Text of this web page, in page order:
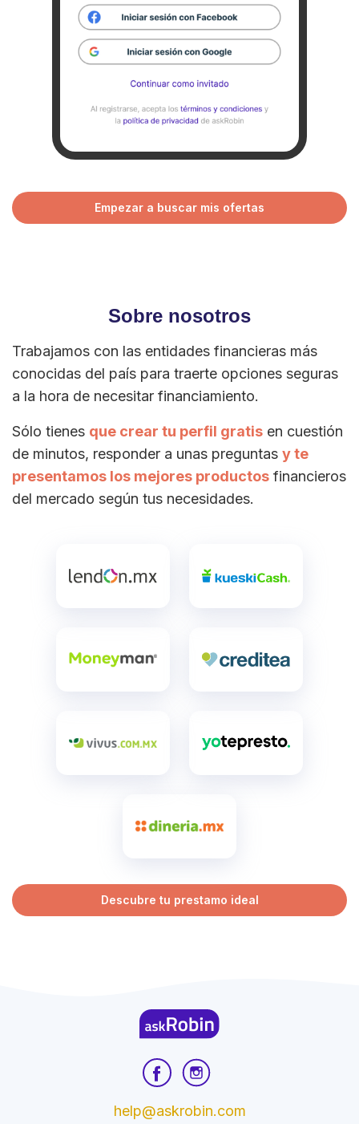
Empezar a buscar mis ofertas
Sobre nosotros
Trabajamos con las entidades financieras más
conocidas del país para traerte opciones seguras
a la hora de necesitar financiamiento.
Sólo tienes que crear tu perfil gratis en cuestión
de minutos, responder a unas preguntas y te
presentamos los mejores productos financieros
del mercado según tus necesidades.
Descubre tu prestamo ideal
help@askrobin.com